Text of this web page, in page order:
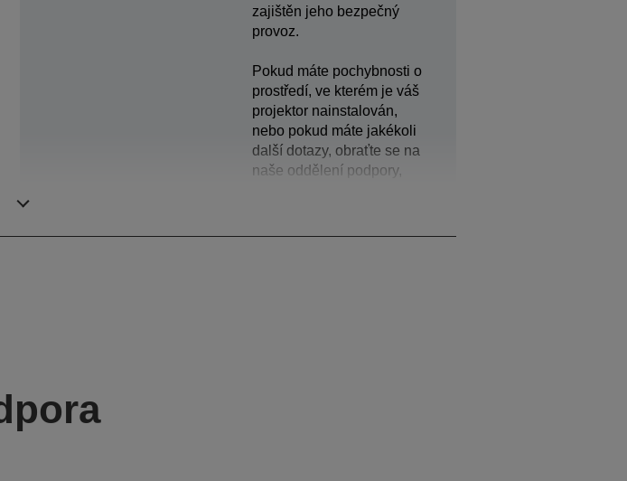
zajištěn jeho bezpečný
provoz.
Pokud máte pochybnosti o
prostředí, ve kterém je váš
projektor nainstalován,
nebo pokud máte jakékoli
další dotazy, obraťte se na
naše oddělení podpory,